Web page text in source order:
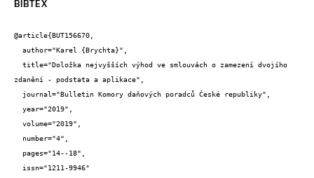
BIBTEX
@article{BUT156670,
zdanění - podstata a aplikace",